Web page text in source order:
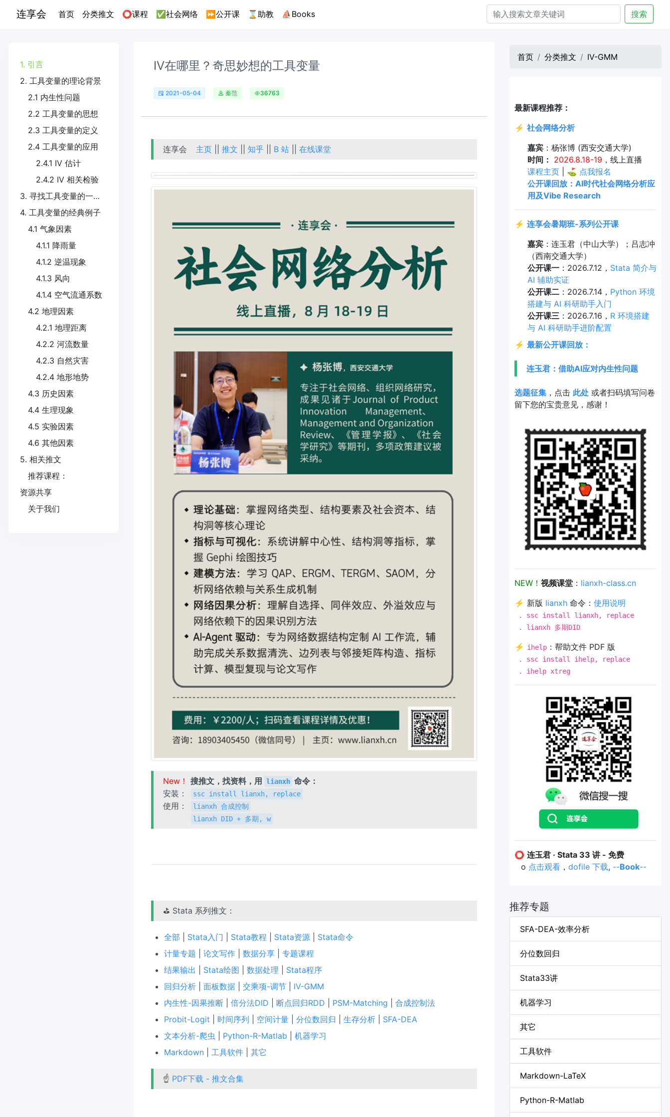
连享会 首页(current)
分类推文 ⭕课程 ✅社会网络 ⏩公开课 ⌛助教 ⛵Books 搜索
1. 引言
2. 工具变量的理论背景
2.1 内生性问题
2.2 工具变量的思想
2.3 工具变量的定义
2.4 工具变量的应用
2.4.1 IV 估计
2.4.2 IV 相关检验
3. 寻找工具变量的一般思路
4. 工具变量的经典例子
4.1 气象因素
4.1.1 降雨量
4.1.2 逆温现象
4.1.3 风向
4.1.4 空气流通系数
4.2 地理因素
4.2.1 地理距离
4.2.2 河流数量
4.2.3 自然灾害
4.2.4 地形地势
4.3 历史因素
4.4 生理现象
4.5 实验因素
4.6 其他因素
5. 相关推文
推荐课程：
资源共享
关于我们
IV在哪里？奇思妙想的工具变量
2021-05-04 秦范 36763
连享会 主页 ||推文 ||知乎 B 站 ||在线课堂
New！ 搜推文，找资料，用 lianxh 命令：
安装：
ssc install lianxh, replace
使用：
lianxh 合成控制
lianxh DID + 多期, w
⛳ Stata 系列推文：
全部 Stata入门 Stata教程 Stata资源| Stata命令
计量专题
论文写作| 数据分享| 专题课程
结果输出
Stata绘图 数据处理
Stata程序
回归分析| 面板数据| 交乘项-调节| IV-GMM
内生性-因果推断| 倍分法DID 断点回归RDD PSM-Matching
合成控制法
Probit-Logit
时间序列 空间计量| 分位数回归 生存分析| SFA-DEA
文本分析-爬虫
Python-R-Matlab
机器学习
Markdown| 工具软件| 其它
☝ PDF下载 - 推文合集
首页 分类推文 IV-GMM
最新课程推荐：
⚡ 社会网络分析
嘉宾：杨张博 (西安交通大学)
时间： 2026.8.18-19 ，线上直播
课程主页| ⛳ 点我报名
公开课回放：AI时代社会网络分析应
用及Vibe Research
⚡ 连享会暑期班-系列公开课
嘉宾：连玉君（中山大学）；吕志冲
（西南交通大学）
公开课一：2026.7.12， Stata 简介与
AI 辅助实证
公开课二：2026.7.14， Python 环境
搭建与 AI 科研助手入门
公开课三：2026.7.16， R 环境搭建
与 AI 科研助手进阶配置
⚡ 最新公开课回放：
连玉君：借助AI应对内生性问题
选题征集 ，点击 此处 或者扫码填写问卷
留下您的宝贵意见，感谢！
NEW！ 视频课堂 ： lianxh-class.cn
⚡ 新版 lianxh 命令： 使用说明
. ssc install lianxh, replace
. lianxh 多期DID
⚡ ihelp ：帮助文件 PDF 版
. ssc install ihelp, replace
. ihelp xtreg
⭕ 连玉君 · Stata 33 讲 - 免费
o 点击观看 ， dofile 下载, --Book--
推荐专题
SFA-DEA-效率分析
分位数回归
Stata33讲
机器学习
其它
工具软件
Markdown-LaTeX
Python-R-Matlab